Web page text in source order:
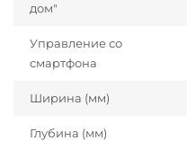
дом"
Управление со
смартфона
Ширина (мм)
Глубина (мм)